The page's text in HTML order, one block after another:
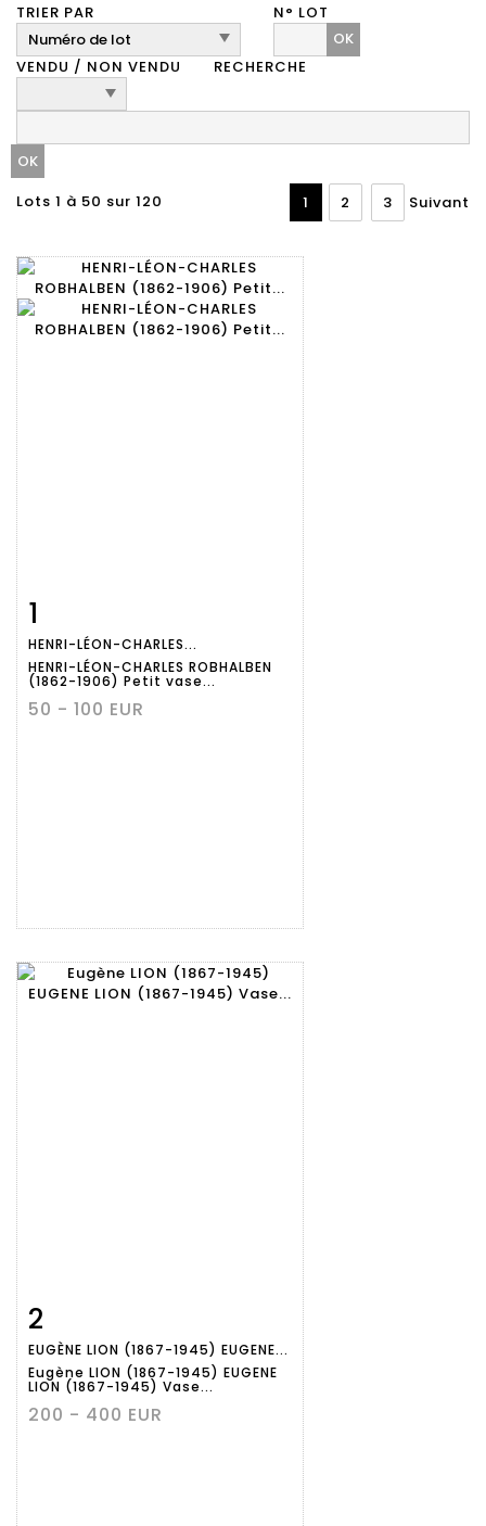
TRIER PAR
N° LOT
OK
VENDU / NON VENDU
RECHERCHE
Lots 1 à 50 sur 120 1 2 3 Suivant
détaillée
1
HENRI-LÉON-CHARLES...
HENRI-LÉON-CHARLES ROBHALBEN
(1862-1906) Petit vase...
50 - 100 EUR
détaillée
2
EUGÈNE LION (1867-1945) EUGENE...
Eugène LION (1867-1945) EUGENE
LION (1867-1945) Vase...
200 - 400 EUR